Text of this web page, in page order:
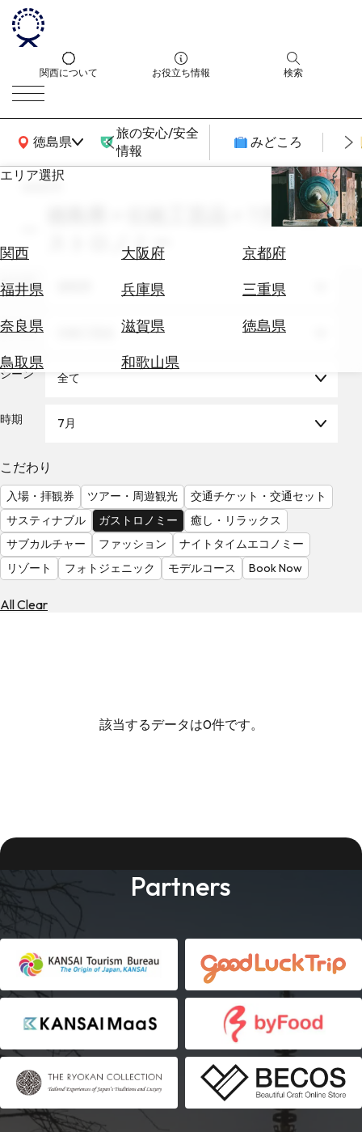
関西について お役立ち情報 検索
徳島県
関西広域MAP
旅の安心/安全
情報
みどころ
エリア選択
関西 大阪府
京都府
福井県
兵庫県
三重県
奈良県
滋賀県
徳島県
鳥取県
和歌山県
エ
券
テ
を
る
気
を
見
る
search
徳島県 × 伝統工芸品 × 7月 × ガ
ストロノミー
エリア
テーマ
シーン 全て
時期 7月
こだわり
入場・拝観券 ツアー・周遊観光
交通チケット・交通セット
サスティナブル
ガストロノミー
癒し・リラックス
サブカルチャー
ファッション
ナイトタイムエコノミー
リゾート
フォトジェニック モデルコース Book Now
All Clear
該当するデータは0件です。
Partners